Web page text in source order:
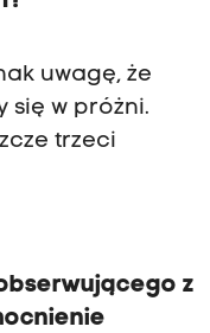
uwagę, że
się w próżni.
trzeci
z